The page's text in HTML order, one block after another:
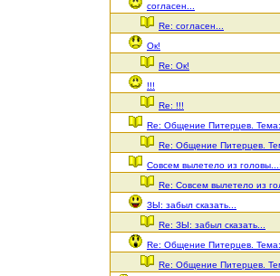
согласен...
Re: согласен...
Ок!
Re: Ок!
!!!
Re: !!!
Re: Общение Питерцев.
Re: Общение Питерцев.
Совсем вылетело из
Re: Совсем вылетело из
ЗЫ: забыл сказать...
Re: ЗЫ: забыл сказать...
Re: Общение Питерцев.
Re: Общение Питерцев.